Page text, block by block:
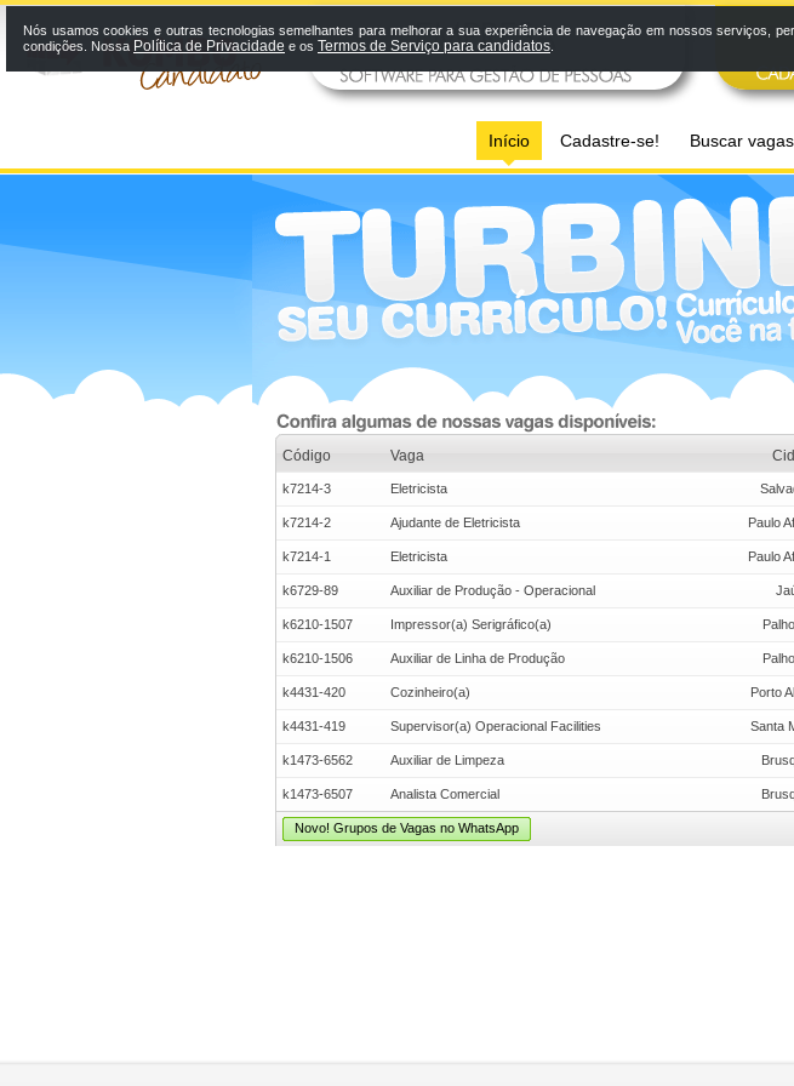
Início Cadastre-se! Buscar vagas
Código Vaga
k7214-3 Eletricista
k7214-2 Ajudante de Eletricista Paulo
k7214-1 Eletricista Paulo
k6729-89 Auxiliar de Produção - Operacional
k6210-1507 Impressor(a) Serigráfico(a)
k6210-1506 Auxiliar de Linha de Produção
k4431-420 Cozinheiro(a) Porto
k4431-419 Supervisor(a) Operacional Facilities Santa
k1473-6562 Auxiliar de Limpeza
k1473-6507 Analista Comercial
Novo! Grupos de Vagas no WhatsApp
Nós usamos cookies e outras tecnologias semelhantes para melhorar a sua experiência de navegação em nossos serviços,
condições. Nossa Política de Privacidade e os Termos de Serviço para candidatos